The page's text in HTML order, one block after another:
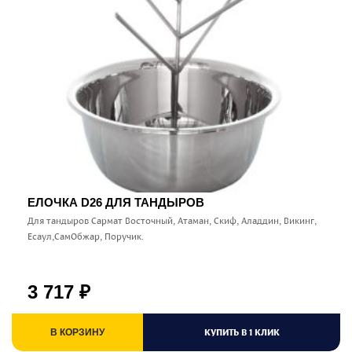
ЕЛОЧКА D26 ДЛЯ ТАНДЫРОВ
Для тандыров Сармат Восточный, Атаман, Скиф, Аладдин, Викинг,
Есаул,СамОбжар, Поручик.
3 717 ₽
В КОРЗИНУ КУПИТЬ В 1 КЛИК